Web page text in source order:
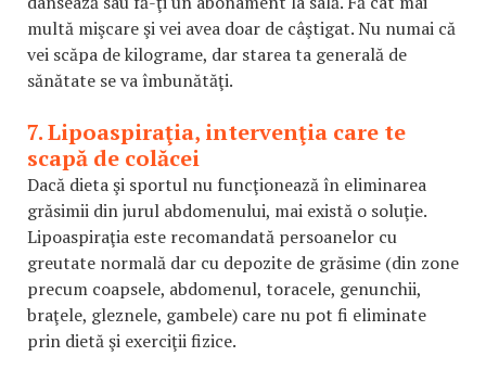
multă mişcare şi vei avea doar de câştigat. Nu numai că
vei scăpa de kilograme, dar starea ta generală de
sănătate se va îmbunătăţi.
7. Lipoaspiraţia, intervenţia care te
scapă de colăcei
Dacă dieta şi sportul nu funcţionează în eliminarea
grăsimii din jurul abdomenului, mai există o soluţie.
Lipoaspiraţia este recomandată persoanelor cu
greutate normală dar cu depozite de grăsime (din zone
precum coapsele, abdomenul, toracele, genunchii,
braţele, gleznele, gambele) care nu pot fi eliminate
prin dietă şi exerciţii fizice.